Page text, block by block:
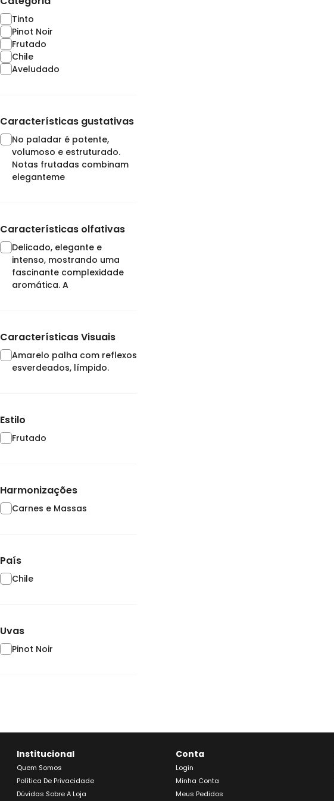
Tinto
Pinot Noir
Frutado
Chile
Aveludado
Características gustativas
No paladar é potente,
volumoso e estruturado.
Notas frutadas combinam
eleganteme
Características olfativas
Delicado, elegante e
intenso, mostrando uma
fascinante complexidade
aromática. A
Características Visuais
Amarelo palha com reflexos
esverdeados, límpido.
Estilo
Frutado
Harmonizações
Carnes e Massas
País
Chile
Uvas
Pinot Noir
Institucional
Quem Somos
Política De Privacidade
Dúvidas Sobre A Loja
Conta
Login
Minha Conta
Meus Pedidos